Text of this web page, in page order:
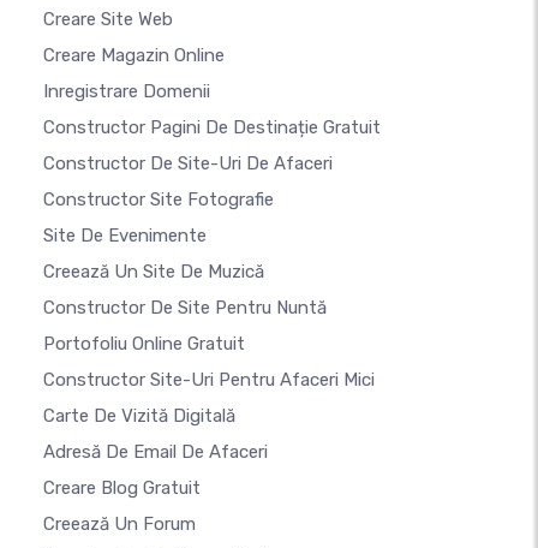
Creare Site Web
Creare Magazin Online
Inregistrare Domenii
Constructor Pagini De Destinație Gratuit
Constructor De Site-Uri De Afaceri
Constructor Site Fotografie
Site De Evenimente
Creează Un Site De Muzică
Constructor De Site Pentru Nuntă
Portofoliu Online Gratuit
Constructor Site-Uri Pentru Afaceri Mici
Carte De Vizită Digitală
Adresă De Email De Afaceri
Creare Blog Gratuit
Creează Un Forum